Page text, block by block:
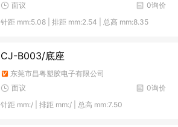
0询价
面议
针距 mm:5.08 | 排距 mm:2.54 | 总高 mm:8.35
CJ-B003/底座
东莞市昌粤塑胶电子有限公司
0询价
面议
针距 mm:/ | 排距 mm:/ | 总高 mm:7.50